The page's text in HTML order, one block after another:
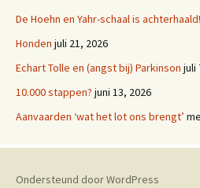
De Hoehn en Yahr-schaal is achterhaald!
Honden juli 21, 2026
Echart Tolle en (angst bij) Parkinson juli
10.000 stappen? juni 13, 2026
Aanvaarden ‘wat het lot ons brengt’
Ondersteund door WordPress